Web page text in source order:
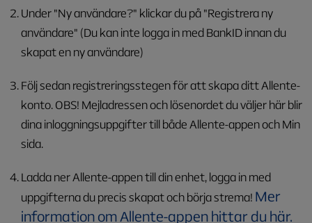
Under "Ny användare?" klickar du på "Registrera ny
användare" (Du kan inte logga in med BankID innan du
skapat en ny användare)
Följ sedan registreringsstegen för att skapa ditt Allente-
konto.OBS! Mejladressen och lösenordet du väljer här blir
dina inloggningsuppgifter till både Allente-appen och Min
sida.
Ladda ner Allente-appen till din enhet, logga in med
uppgifterna du precis skapat och börja strema! Mer
information om Allente-appen hittar du här.